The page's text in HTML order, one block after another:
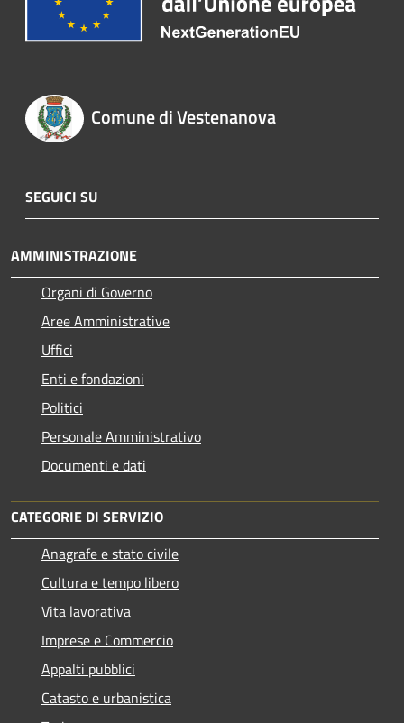
Comune di Vestenanova
SEGUICI SU
AMMINISTRAZIONE
Organi di Governo
Aree Amministrative
Uffici
Enti e fondazioni
Politici
Personale Amministrativo
Documenti e dati
CATEGORIE DI SERVIZIO
Anagrafe e stato civile
Cultura e tempo libero
Vita lavorativa
Imprese e Commercio
Appalti pubblici
Catasto e urbanistica